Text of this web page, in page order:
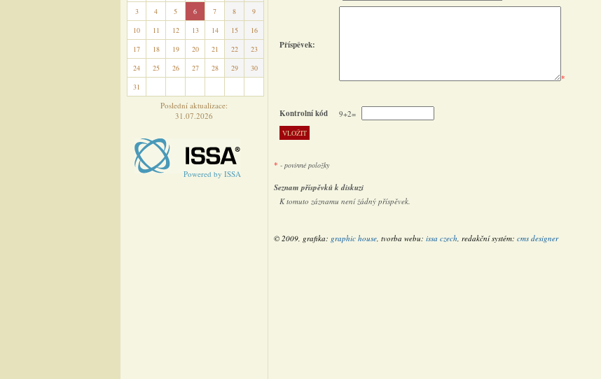
3
4 5 6 7 8
9
10
11 12 13 14 15
16
17
18 19 20 21 22
23
24
25 26 27 28 29
30
31
Poslední aktualizace:
31.07.2026
Powered by ISSA
Příspěvek:
*
Kontrolní kód 9+2=
* - povinné položky
Seznam příspěvků k diskuzi
K tomuto záznamu není žádný příspěvek.
© 2009, grafika: graphic house, tvorba webu: issa czech, redakční systém: cms designer